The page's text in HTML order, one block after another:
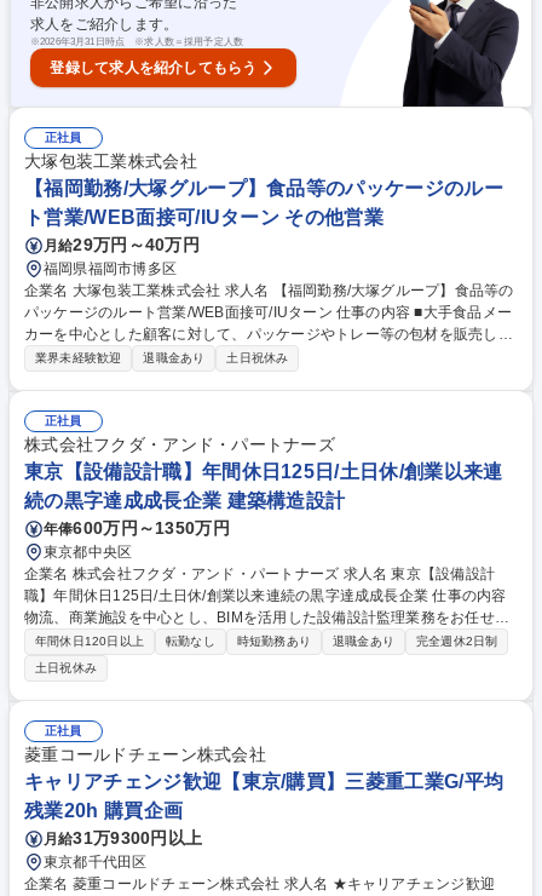
用を目指す企画提案営業も行います。 募集職種 【大阪勤務/大塚グルー
プ】食品等のパッケージのルート営業/WEB面接可/IUターン
求人をご紹介します。
※2026年3月31日時点 ※求人数＝採用予定人数
登録して求人を紹介してもらう
正社員
大塚包装工業株式会社
【福岡勤務/大塚グループ】食品等のパッケージのルー
ト営業/WEB面接可/IUターン その他営業
月給29万円～40万円
福岡県福岡市博多区
企業名 大塚包装工業株式会社 求人名 【福岡勤務/大塚グループ】食品等の
パッケージのルート営業/WEB面接可/IUターン 仕事の内容 ■大手食品メー
カーを中心とした顧客に対して、パッケージやトレー等の包材を販売しま
す。既存商品の生産計画に応じた受注～納品対応のほか、新商品やリニュ
り・受注から自社の製造部門への発注、納品管理まで一貫して行います。
既存取引先へのルートセールスが中心です。 ◎既存顧客の新しいアイテム
や新規取引先に対して、自社製品の機能・品質等を提案して自社製品の採
用を目指す企画提案営業も行います。 募集職種 【福岡勤務/大塚グルー
プ】食品等のパッケージのルート営業/WEB面接可/IUターン
業界未経験歓迎 退職金あり 土日祝休み
正社員
株式会社フクダ・アンド・パートナーズ
東京【設備設計職】年間休日125日/土日休/創業以来連
続の黒字達成成長企業 建築構造設計
年俸600万円～1350万円
東京都中央区
企業名 株式会社フクダ・アンド・パートナーズ 求人名 東京【設備設計
職】年間休日125日/土日休/創業以来連続の黒字達成成長企業 仕事の内容
物流、商業施設を中心とし、BIMを活用した設備設計監理業務をお任せし
ます。 【具体的な業務内容】■プロジェクトマネジメント業務（施主代行
として基本計画の立案・見積徴収～発注、技術管理、コスト・工程管理な
ど）■既存建物状況調査、エンジニアリングレポート作成、デューデリジ
ェンスレポート作成■施工品質の評価、指導■設備関係全般の各種相談対応
募集職種 東京【設備設計職】年間休日125日/土日休/創業以来連続の黒字
達成成長企業
年間休日120日以上 転勤なし 時短勤務あり 退職金あり
完全週休2日制
土日祝休み
正社員
菱重コールドチェーン株式会社
キャリアチェンジ歓迎【東京/購買】三菱重工業G/平均
残業20h 購買企画
月給31万9300円以上
東京都千代田区
企業名 菱重コールドチェーン株式会社 求人名 ★キャリアチェンジ歓迎